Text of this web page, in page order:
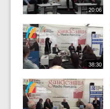
20:06
38:30